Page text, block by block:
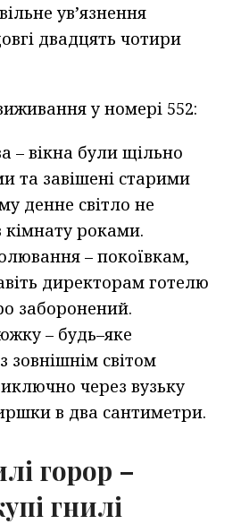
ув’язнення
двадцять чотири
у номері 552:
– вікна були щільно
та завішені старими
денне світло не
роками.
– покоївкам,
директорам готелю
заборонений.
– будь–яке
зовнішнім світом
через вузьку
в два сантиметри.
горор –
гнилі